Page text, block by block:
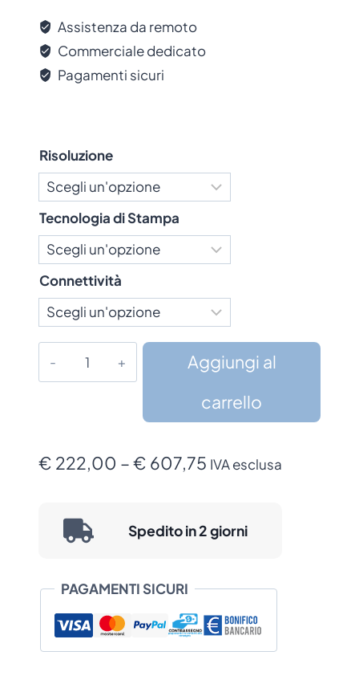
Riguarda i metodi senza fili per la
connessione e la comunicazione:
Wi-Fi: Permette di utilizzare la
breve distanza con dispositivi mobili.
Assistenza da remoto
Commerciale dedicato
Pagamenti sicuri
Risoluzione
Tecnologia di Stampa
Connettività
Aggiungi al
carrello
€ 222,00 –€ 607,75 Fascia
da
€ 607,75
IVA esclusa
Spedito in 2 giorni
PAGAMENTI SICURI